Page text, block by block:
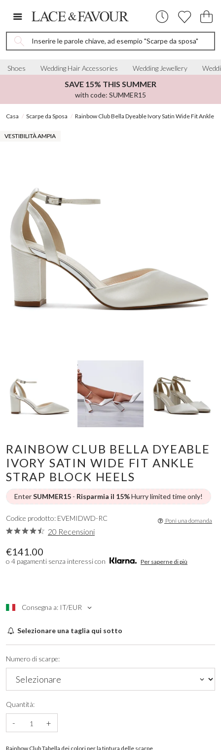
Inserire le parole chiave, ad esempio "Scarpe da sposa"
Shoes Wedding Hair Accessories Wedding Jewellery
SAVE 15% THIS SUMMER
with code: SUMMER15
Casa Scarpe da Sposa Rainbow Club Bella Dyeable Ivory Satin Wide Fit Ankle
VESTIBILITÀ AMPIA
RAINBOW CLUB BELLA DYEABLE
IVORY SATIN WIDE FIT ANKLE
STRAP BLOCK HEELS
EnterSUMMER15 - Risparmia il 15%Hurry limited time only!
€141.00
o 4 pagamenti senza interessi con Per saperne di più
Consegna a: IT/EUR
Codice prodotto: EVEMIDWD-RC
20 Recensioni
Poni una domanda
Selezionare una taglia qui sotto
Numero di scarpe:
Quantità:
- +
Rainbow Club Tabella dei colori per la tintura delle scarpe